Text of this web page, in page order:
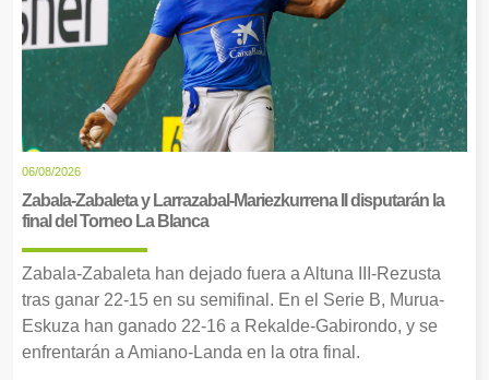
06/08/2026
Zabala-Zabaleta y Larrazabal-Mariezkurrena II disputarán la
final del Torneo La Blanca
Zabala-Zabaleta han dejado fuera a Altuna III-Rezusta
tras ganar 22-15 en su semifinal. En el Serie B, Murua-
Eskuza han ganado 22-16 a Rekalde-Gabirondo, y se
enfrentarán a Amiano-Landa en la otra final.